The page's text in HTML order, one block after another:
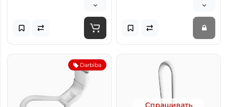
Darbība
Спрашивать